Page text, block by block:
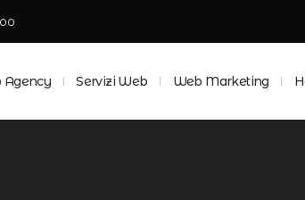
Agency Servizi Web Web Marketing